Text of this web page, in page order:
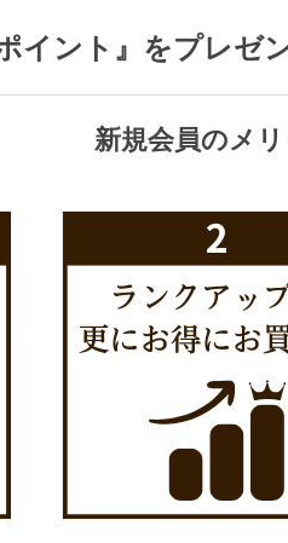
イント』をプレゼ
新規会員のメリ